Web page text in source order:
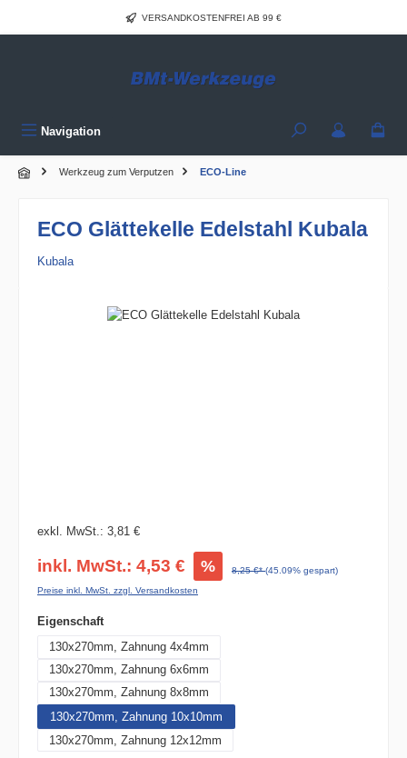
Zum Hauptinhalt springenVERSANDKOSTENFREI AB 99 €
Navigation
Werkzeug zum Verputzen ECO-Line
ECO Glättekelle Edelstahl Kubala
Kubala
Bildergalerie überspringen
exkl. MwSt.: 3,81 €
inkl. MwSt.: 4,53 € % 8,25 €*(45.09% gespart)
Preise inkl. MwSt. zzgl. Versandkosten
Eigenschaftauswählen
130x270mm, Zahnung 4x4mm
130x270mm, Zahnung 6x6mm
130x270mm, Zahnung 8x8mm
130x270mm, Zahnung 10x10mm
130x270mm, Zahnung 12x12mm